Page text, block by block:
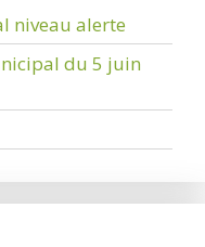
niveau alerte
du 5 juin